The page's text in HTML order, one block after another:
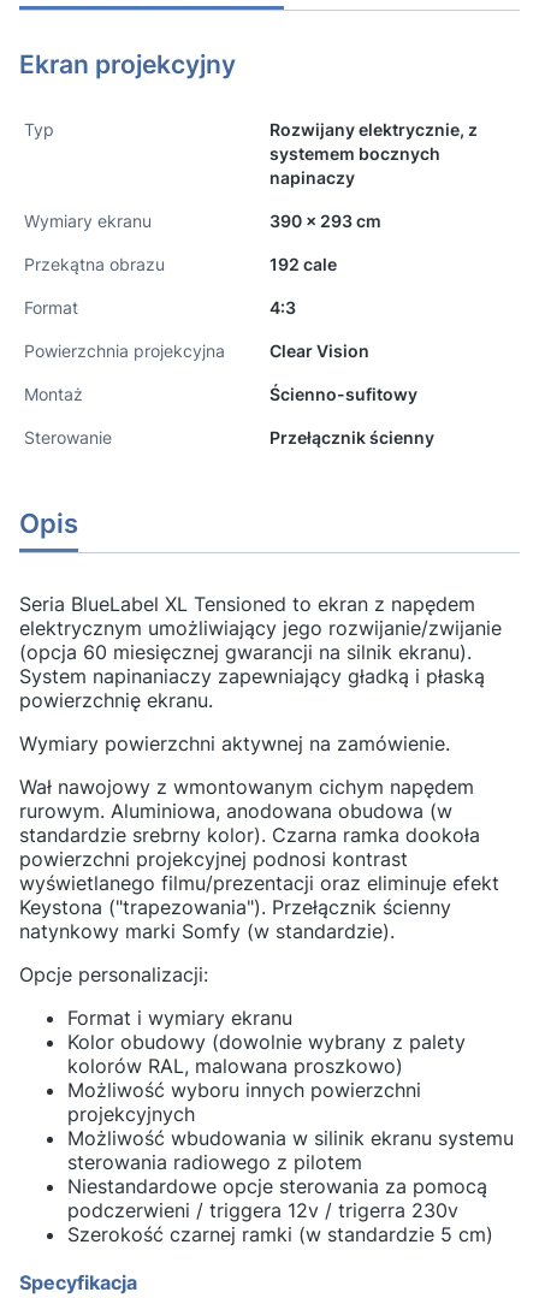
Ekran projekcyjny
Typ
Rozwijany elektrycznie, z
systemem bocznych
napinaczy
Wymiary ekranu 390 x 293 cm
Przekątna obrazu 192 cale
Format 4:3
Powierzchnia projekcyjna Clear Vision
Montaż Ścienno-sufitowy
Sterowanie Przełącznik ścienny
Opis
Seria BlueLabel XL Tensioned to ekran z napędem
elektrycznym umożliwiający jego rozwijanie/zwijanie
(opcja 60 miesięcznej gwarancji na silnik ekranu).
System napinaniaczy zapewniający gładką i płaską
powierzchnię ekranu.
Wymiary powierzchni aktywnej na zamówienie.
Wał nawojowy z wmontowanym cichym napędem
rurowym. Aluminiowa, anodowana obudowa (w
standardzie srebrny kolor). Czarna ramka dookoła
powierzchni projekcyjnej podnosi kontrast
wyświetlanego filmu/prezentacji oraz eliminuje efekt
Keystona ("trapezowania"). Przełącznik ścienny
natynkowy marki Somfy (w standardzie).
Opcje personalizacji:
Format i wymiary ekranu
Kolor obudowy (dowolnie wybrany z palety
kolorów RAL, malowana proszkowo)
Możliwość wyboru innych powierzchni
projekcyjnych
Możliwość wbudowania w silinik ekranu systemu
sterowania radiowego z pilotem
Niestandardowe opcje sterowania za pomocą
podczerwieni / triggera 12v / trigerra 230v
Szerokość czarnej ramki (w standardzie 5 cm)
Specyfikacja